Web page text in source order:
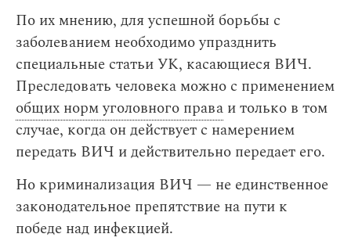
По их мнению, для успешной борьбы с
заболеванием необходимо упразднить
специальные статьи УК, касающиеся ВИЧ.
Преследовать человека можно с применением
общих норм уголовного права и только в том
случае, когда он действует с намерением
передать ВИЧ и действительно передает его.
Но криминализация ВИЧ — не единственное
законодательное препятствие на пути к
победе над инфекцией.